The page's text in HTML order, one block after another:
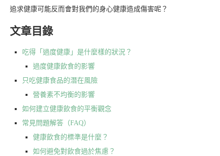
追求健康可能反而會對我們的身心健康造成傷害呢？
文章目錄
吃得「過度健康」是什麼樣的狀況？
過度健康飲食的影響
只吃健康食品的潛在風險
營養素不均衡的影響
如何建立健康飲食的平衡觀念
常見問題解答（FAQ）
健康飲食的標準是什麼？
如何避免對飲食過於焦慮？